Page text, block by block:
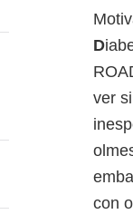
D
ver
con